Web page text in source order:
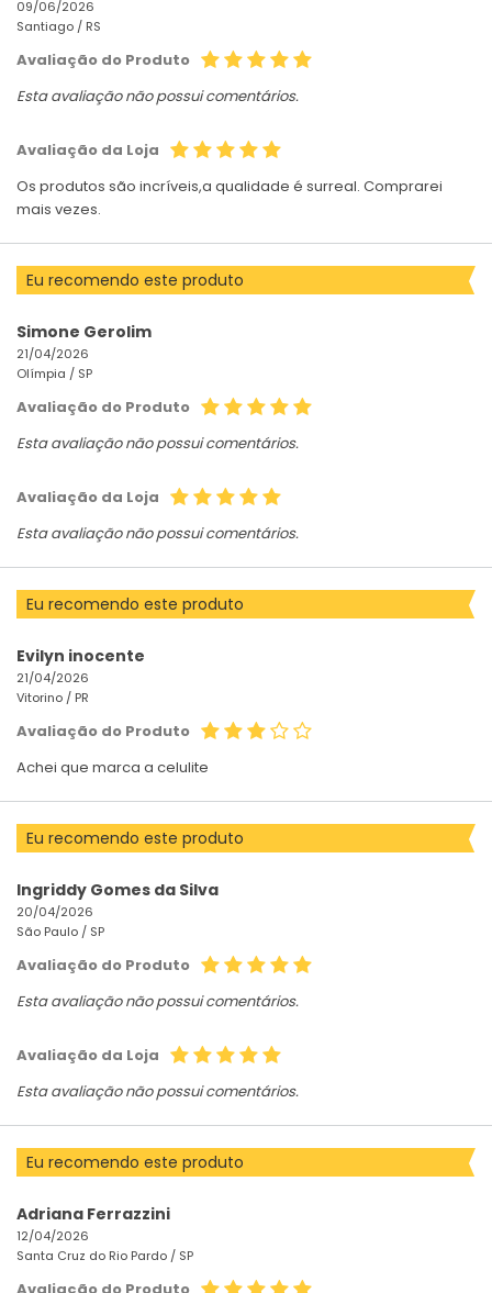
09/06/2026
Santiago / RS
Avaliação do Produto
Esta avaliação não possui comentários.
Avaliação da Loja
Os produtos são incríveis,a qualidade é surreal. Comprarei
mais vezes.
Eu recomendo este produto
Simone Gerolim
21/04/2026
Olímpia / SP
Avaliação do Produto
Esta avaliação não possui comentários.
Avaliação da Loja
Esta avaliação não possui comentários.
Eu recomendo este produto
Evilyn inocente
21/04/2026
Vitorino / PR
Avaliação do Produto
Achei que marca a celulite
Eu recomendo este produto
Ingriddy Gomes da Silva
20/04/2026
São Paulo / SP
Avaliação do Produto
Esta avaliação não possui comentários.
Avaliação da Loja
Esta avaliação não possui comentários.
Eu recomendo este produto
Adriana Ferrazzini
12/04/2026
Santa Cruz do Rio Pardo / SP